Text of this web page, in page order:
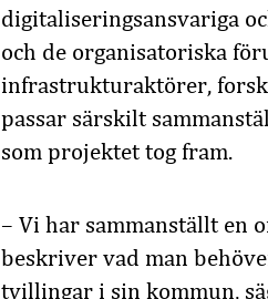
digitaliseringsansvariga
och de organisatoriska
infrastrukturaktörer,
passar särskilt
som projektet tog fram.
– Vi har sammanställt en
beskriver vad man
tvillingar i sin kommun,